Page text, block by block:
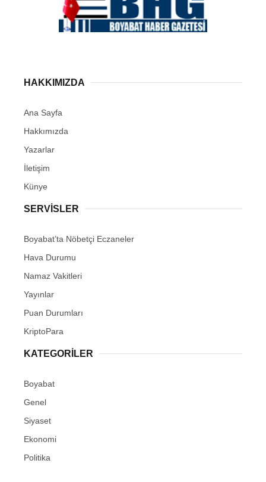
HAKKIMIZDA
Ana Sayfa
Hakkımızda
Yazarlar
İletişim
Künye
SERVISLER
Boyabat’ta Nöbetçi Eczaneler
Hava Durumu
Namaz Vakitleri
Yayınlar
Puan Durumları
KriptoPara
KATEGORILER
Boyabat
Genel
Siyaset
Ekonomi
Politika